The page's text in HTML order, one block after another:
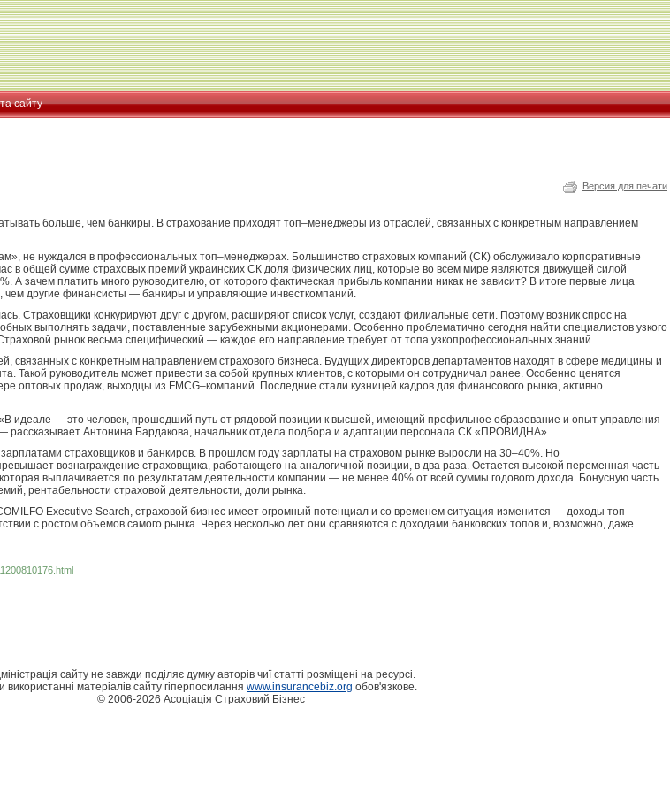
сайту
Версия для печати
больше, чем банкиры. В страхование приходят топ–менеджеры из отраслей, связанных с конкретным направлением
не нуждался в профессиональных топ–менеджерах. Большинство страховых компаний (СК) обслуживало корпоративные
в общей сумме страховых премий украинских СК доля физических лиц, которые во всем мире являются движущей силой
А зачем платить много руководителю, от которого фактическая прибыль компании никак не зависит? В итоге первые лица
чем другие финансисты — банкиры и управляющие инвесткомпаний.
Страховщики конкурируют друг с другом, расширяют список услуг, создают филиальные сети. Поэтому возник спрос на
выполнять задачи, поставленные зарубежными акционерами. Особенно проблематично сегодня найти специалистов узкого
рынок весьма специфический — каждое его направление требует от топа узкопрофессиональных знаний.
связанных с конкретным направлением страхового бизнеса. Будущих директоров департаментов находят в сфере медицины и
Такой руководитель может привести за собой крупных клиентов, с которыми он сотрудничал ранее. Особенно ценятся
продаж, выходцы из FMCG–компаний. Последние стали кузницей кадров для финансового рынка, активно
идеале — это человек, прошедший путь от рядовой позиции к высшей, имеющий профильное образование и опыт управления
рассказывает Антонина Бардакова, начальник отдела подбора и адаптации персонала СК «ПРОВИДНА».
страховщиков и банкиров. В прошлом году зарплаты на страховом рынке выросли на 30–40%. Но
вознаграждение страховщика, работающего на аналогичной позиции, в два раза. Остается высокой переменная часть
выплачивается по результатам деятельности компании — не менее 40% от всей суммы годового дохода. Бонусную часть
рентабельности страховой деятельности, доли рынка.
Executive Search, страховой бизнес имеет огромный потенциал и со временем ситуация изменится — доходы топ–
с ростом объемов самого рынка. Через несколько лет они сравняются с доходами банковских топов и, возможно, даже
сайту не завжди поділяє думку авторів чиї статті розміщені на ресурсі.
використанні матеріалів сайту гіперпосилання www.insurancebiz.org обов'язкове.
© 2006-2026 Асоціація Страховий Бізнес